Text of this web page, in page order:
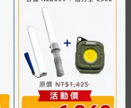
購物須知
購物流程